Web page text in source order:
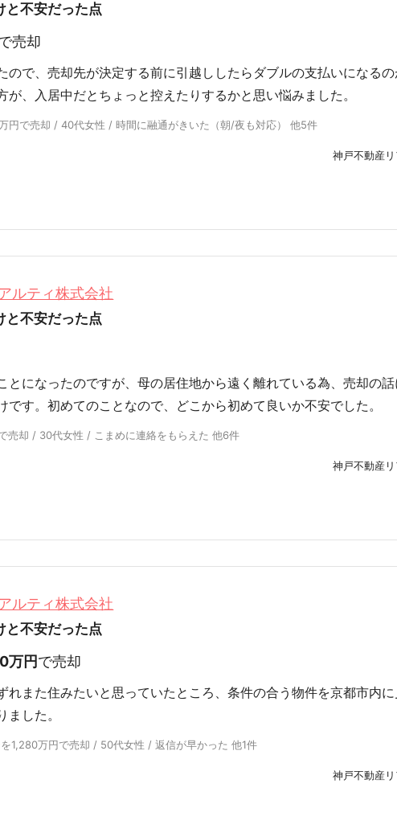
と不安だった点
売却
ので、売却先が決定する前に引越ししたらダブルの支払いになる
が、入居中だとちょっと控えたりするかと思い悩みました。
円で売却 / 40代女性 / 時間に融通がきいた（朝/夜も対応） 他5件
神戸不動産
ルティ株式会社
と不安だった点
とになったのですが、母の居住地から遠く離れている為、売却の
です。初めてのことなので、どこから初めて良いか不安でした。
売却 / 30代女性 / こまめに連絡をもらえた 他6件
神戸不動産
ルティ株式会社
と不安だった点
万円で売却
れまた住みたいと思っていたところ、条件の合う物件を京都市内
した。
1,280万円で売却 / 50代女性 / 返信が早かった 他1件
神戸不動産